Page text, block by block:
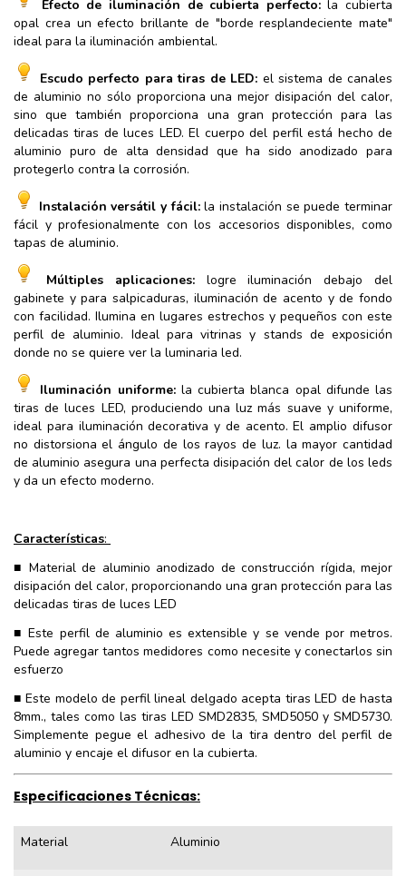
Efecto de iluminación de cubierta perfecto:la cubierta
opal crea un efecto brillante de "borde resplandeciente mate"
ideal para la iluminación ambiental.
Escudo perfecto para tiras de LED: el sistema de canales
de aluminio no sólo proporciona una mejor disipación del calor,
sino que también proporciona una gran protección para las
delicadas tiras de luces LED. El cuerpo del perfil está hecho de
aluminio puro de alta densidad que ha sido anodizado para
protegerlo contra la corrosión.
Instalación versátil y fácil:la instalación se puede terminar
fácil y profesionalmente con los accesorios disponibles, como
tapas de aluminio.
Múltiples aplicaciones: logre iluminación debajo del
gabinete y para salpicaduras, iluminación de acento y de fondo
con facilidad. Ilumina en lugares estrechos y pequeños con este
perfil de aluminio. Ideal para vitrinas y stands de exposición
donde no se quiere ver la luminaria led.
Iluminación uniforme: la cubierta blanca opal difunde las
tiras de luces LED, produciendo una luz más suave y uniforme,
ideal para iluminación decorativa y de acento. El amplio difusor
no distorsiona el ángulo de los rayos de luz. la mayor cantidad
de aluminio asegura una perfecta disipación del calor de los leds
y da un efecto moderno.
Características:
■ Material de aluminio anodizado de construcción rígida, mejor
disipación del calor, proporcionando una gran protección para las
delicadas tiras de luces LED
■ Este perfil de aluminio es extensible y se vende por metros.
Puede agregar tantos medidores como necesite y conectarlos sin
esfuerzo
■ Este modelo de perfil lineal delgado acepta tiras LED de hasta
8mm., tales como las tiras LED SMD2835, SMD5050 y SMD5730.
Simplemente pegue el adhesivo de la tira dentro del perfil de
aluminio y encaje el difusor en la cubierta.
Especificaciones Técnicas:
Material Aluminio